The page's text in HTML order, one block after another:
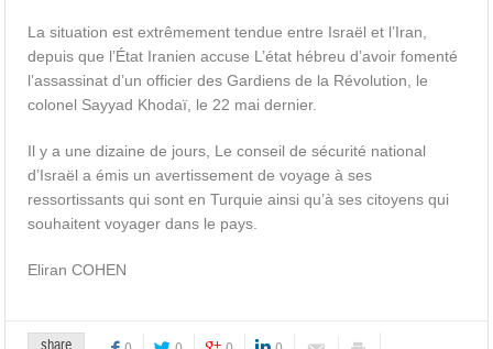
La situation est extrêmement tendue entre Israël et l’Iran,
depuis que l’État Iranien accuse L’état hébreu d’avoir fomenté
l’assassinat d’un officier des Gardiens de la Révolution, le
colonel Sayyad Khodaï, le 22 mai dernier.
Il y a une dizaine de jours, Le conseil de sécurité national
d’Israël a émis un avertissement de voyage à ses
ressortissants qui sont en Turquie ainsi qu’à ses citoyens qui
souhaitent voyager dans le pays.
Eliran COHEN